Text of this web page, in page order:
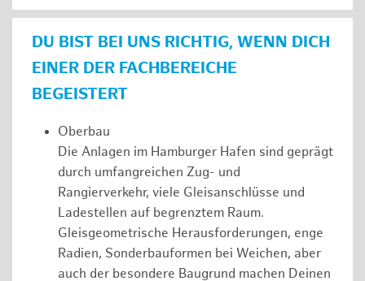
DU BIST BEI UNS RICHTIG, WENN DICH
EINER DER FACHBEREICHE
BEGEISTERT
Oberbau
Die Anlagen im Hamburger Hafen sind geprägt
durch umfangreichen Zug- und
Rangierverkehr, viele Gleisanschlüsse und
Ladestellen auf begrenztem Raum.
Gleisgeometrische Herausforderungen, enge
Radien, Sonderbauformen bei Weichen, aber
auch der besondere Baugrund machen Deinen